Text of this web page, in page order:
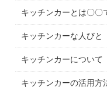
キッチンカーとは〇〇
キッチンカーな人びと
キッチンカーについて
キッチンカーの活用方